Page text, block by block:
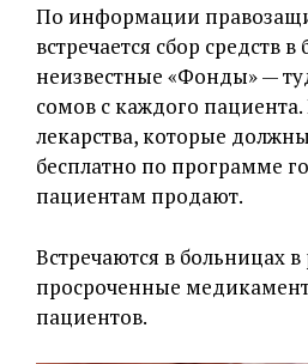
По информации
встречается сбор средств
неизвестные «Фонды» —
сомов с каждого
лекарства, которые
бесплатно по программе
пациентам продают.
Встречаются в больницах
просроченные
пациентов.